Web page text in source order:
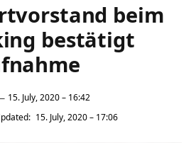
beim
bestätigt
15. July, 2020 – 16:42
15. July, 2020 – 17:06